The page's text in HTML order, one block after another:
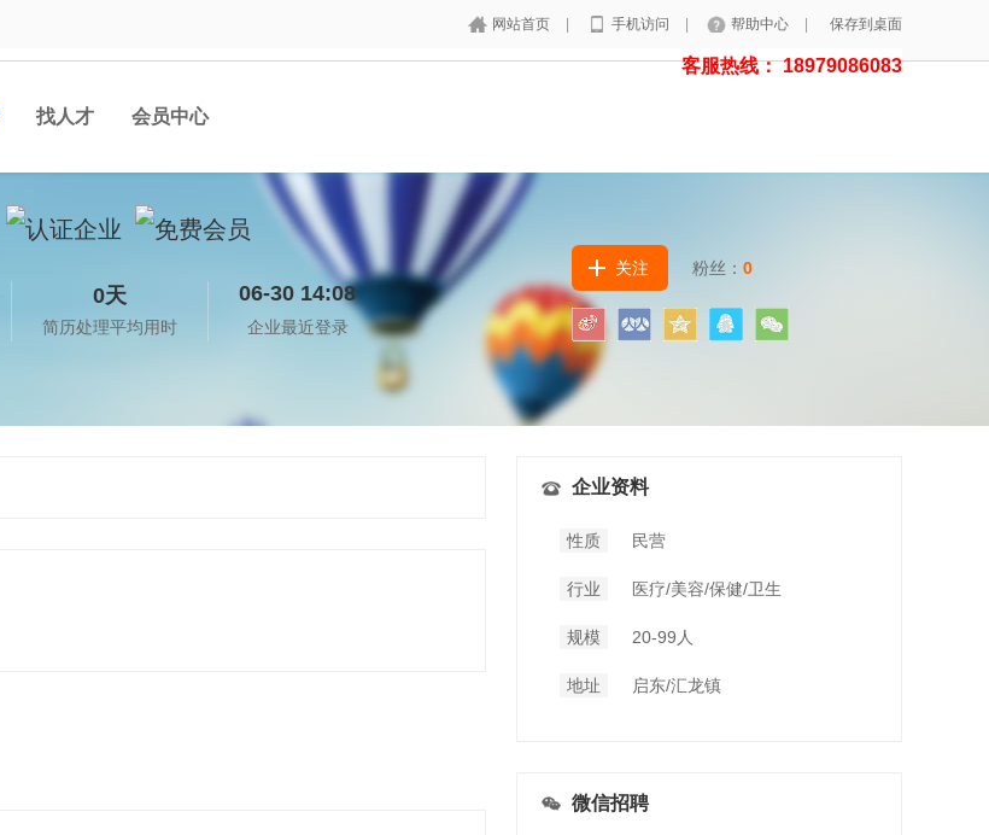
网站首页 手机访问 帮助中心 保存到桌面
客服热线： 18979086083
找人才 会员中心
0天
简历处理平均用时
06-30 14:08
企业最近登录
关注 粉丝： 0
企业资料
性质 民营
行业 医疗/美容/保健/卫生
规模 20-99人
地址 启东/汇龙镇
微信招聘